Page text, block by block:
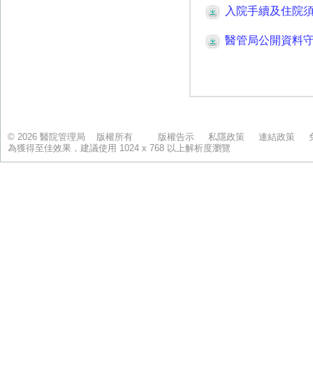
© 2026 醫院管理局 版權所有 版權告示 私隱政策 連結政策
為獲得至佳效果，建議使用 1024 x 768 以上解析度瀏覽